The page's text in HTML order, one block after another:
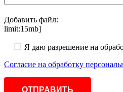
Добавить файл:
limit:15mb]
Я даю разрешение на
Согласие на обработку